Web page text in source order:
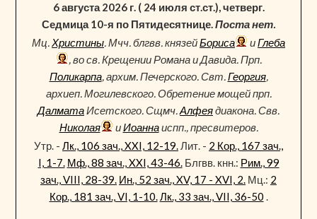
6 августа 2026 г. ( 24 июля ст.ст.), четверг.
Седмица 10-я по Пятидесятнице.Поста нет.
Мц.Христины. Мчч. блгвв. князейБориса иГлеба
, во св. Крещении Романа и Давида. Прп.
Поликарпа, архим. Печерского. Свт.Георгия,
архиеп. Могилевского. Обретение мощей прп.
ДалматаИсетского. Сщмч.Алфеядиакона. Свв.
Николая
иИоаннаиспп., пресвитеров.
Утр. - Лк., 106 зач., XXI, 12-19.Лит. - 2 Кор., 167 зач.,
I, 1-7. Мф., 88 зач., XXI, 43-46.Блгвв. кнн.: Рим., 99
зач., VIII, 28-39. Ин., 52 зач., XV, 17 - XVI, 2. Мц.: 2
Кор., 181 зач., VI, 1-10.Лк., 33 зач., VII, 36-50 .